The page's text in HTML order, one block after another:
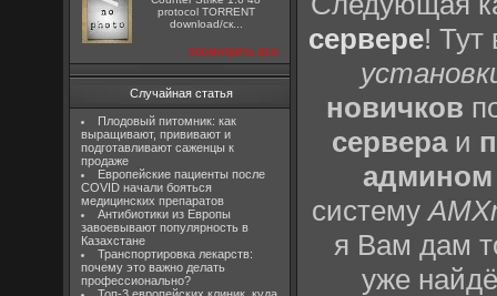
protocol TORRENT
download/ск...
посмотреть все
Случайная статья
Плодовый питомник: как
выращивают, прививают и
подготавливают саженцы к
продаже
Европейские пациенты после
COVID начали бояться
медицинских препаратов
Антибиотики из Европы
завоевывают популярность в
Казахстане
Транспортировка лекарств:
почему это важно делать
профессионально?
сервере! Тут
новичков
сервераи
админом
систему
я Вам дам
уже